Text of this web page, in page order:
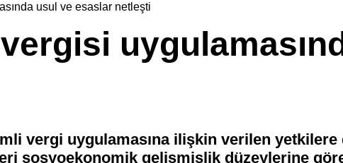
usul ve esaslar netleşti
vergi uygulamasına ilişkin verilen yetkilere
sosyoekonomik gelişmişlik düzeylerine